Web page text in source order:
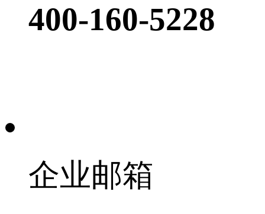
400-160-5228
企业邮箱